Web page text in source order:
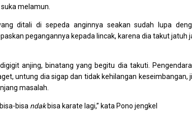
melamun.
ditali di sepeda anginnya seakan sudah lupa
pegangannya kepada lincak, karena dia takut jatuh
anjing, binatang yang begitu dia takuti.
untung dia sigap dan tidak kehilangan keseimbangan,
masalah.
bisa ndakbisa karate lagi,” kata Pono jengkel